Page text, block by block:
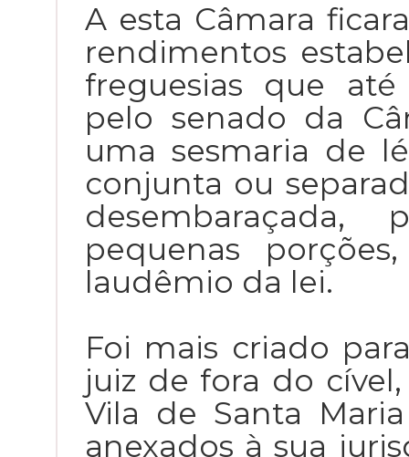
A esta Câmara
rendimentos
freguesias que
pelo senado da
uma sesmaria de
conjunta ou
pequenas
laudêmio da lei.
Foi mais criado
juiz de fora do
Vila de Santa
anexados à sua